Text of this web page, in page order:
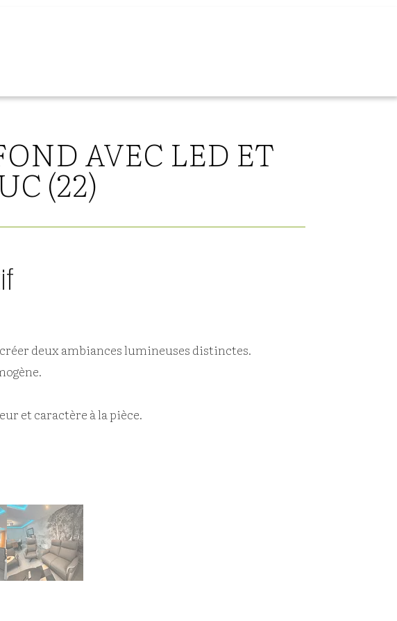
AVEC LED ET
(22)
deux ambiances lumineuses distinctes.
et caractère à la pièce.